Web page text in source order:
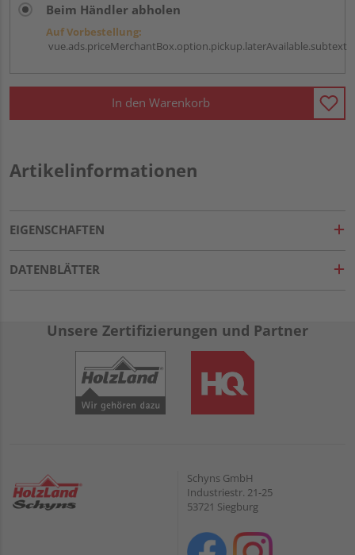
Beim Händler abholen
Auf Vorbestellung:
vue.ads.priceMerchantBox.option.pickup.laterAvailable.subtext
In den Warenkorb
Artikelinformationen
EIGENSCHAFTEN
DATENBLÄTTER
Unsere Zertifizierungen und Partner
Schyns GmbH
Industriestr. 21-25
53721 Siegburg